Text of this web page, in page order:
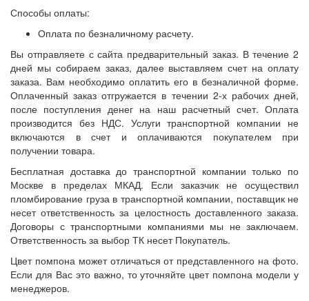
Способы оплаты:
Оплата по безналичному расчету.
Вы отправляете с сайта предварительный заказ. В течение 2
дней мы собираем заказ, далее выставляем счет на оплату
заказа. Вам необходимо оплатить его в безналичной форме.
Оплаченный заказ отгружается в течении 2-х рабочих дней,
после поступления денег на наш расчетный счет. Оплата
производится без НДС. Услуги транспортной компании не
включаются в счет и оплачиваются покупателем при
получении товара.
Бесплатная доставка до транспортной компании только по
Москве в пределах МКАД. Если заказчик не осуществил
пломбирование груза в транспортной компании, поставщик не
несет ответственность за целостность доставленного заказа.
Договоры с транспортными компаниями мы не заключаем.
Ответственность за выбор ТК несет Покупатель.
Цвет помпона может отличаться от представленного на фото.
Если для Вас это важно, то уточняйте цвет помпона модели у
менеджеров.